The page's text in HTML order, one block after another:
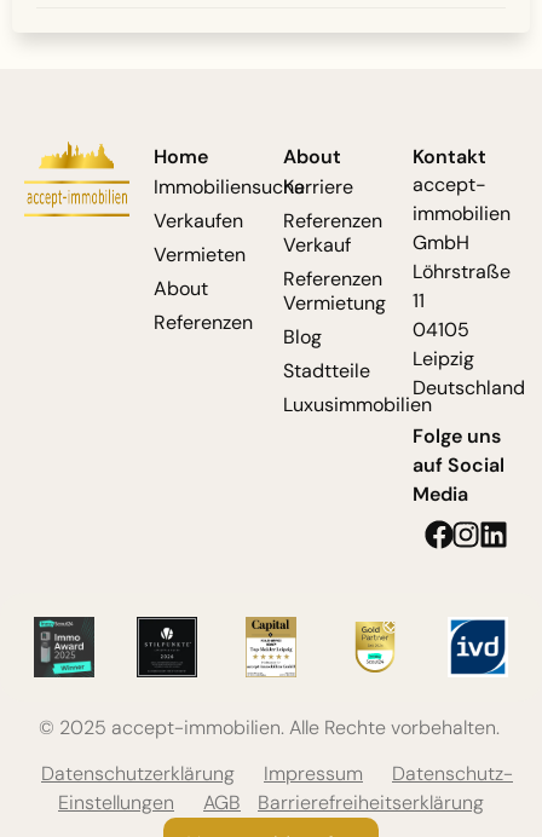
Home
Immobiliensuche
Verkaufen
Vermieten
About
Referenzen
About
Karriere
Referenzen
Verkauf
Referenzen
Vermietung
Blog
Stadtteile
Luxusimmobilien
Kontakt
accept-
immobilien
GmbH
Löhrstraße
11
04105
Leipzig
Deutschland
Folge uns
auf Social
Media
© 2025 accept-immobilien. Alle Rechte vorbehalten.
Datenschutzerklärung
Impressum
Datenschutz-
Einstellungen
AGB
Barrierefreiheitserklärung